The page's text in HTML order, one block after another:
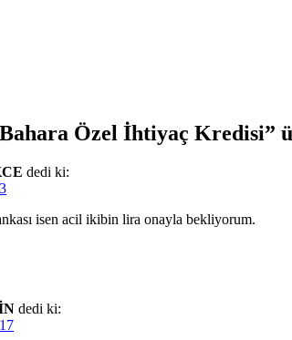
Özel İhtiyaç Kredisi”
dedi ki:
isen acil ikibin lira onayla bekliyorum.
dedi ki: